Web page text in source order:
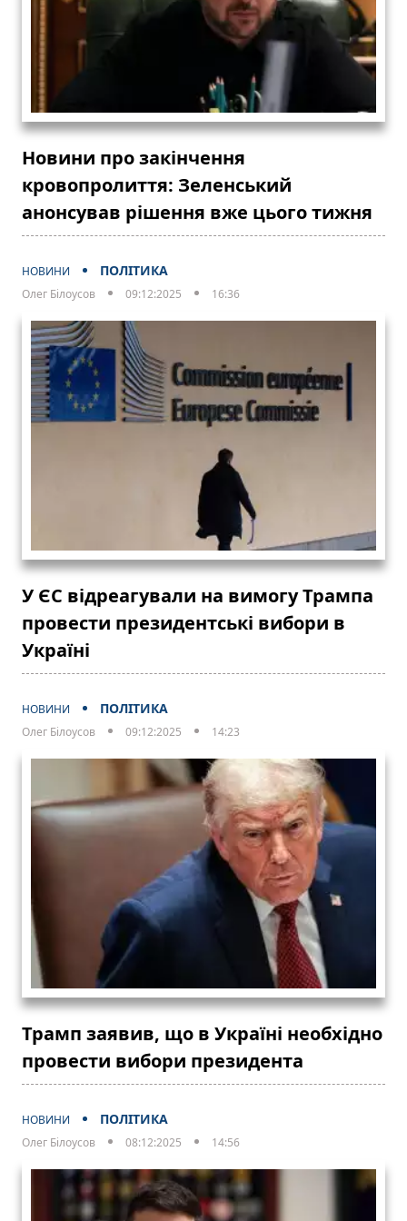
Новини про закінчення
кровопролиття: Зеленський
анонсував рішення вже цього тижня
НОВИНИ ПОЛІТИКА
Олег Білоусов 09:12:2025 16:36
У ЄС відреагували на вимогу Трампа
провести президентські вибори в
Україні
НОВИНИ ПОЛІТИКА
Олег Білоусов 09:12:2025 14:23
Трамп заявив, що в Україні необхідно
провести вибори президента
НОВИНИ ПОЛІТИКА
Олег Білоусов 08:12:2025 14:56